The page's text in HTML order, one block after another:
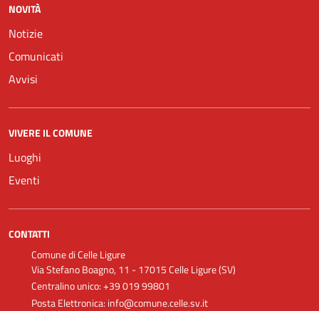
NOVITÀ
Notizie
Comunicati
Avvisi
VIVERE IL COMUNE
Luoghi
Eventi
CONTATTI
Comune di Celle Ligure
Via Stefano Boagno, 11 - 17015 Celle Ligure (SV)
Centralino unico: +39 019 99801
Posta Elettronica: info@comune.celle.sv.it